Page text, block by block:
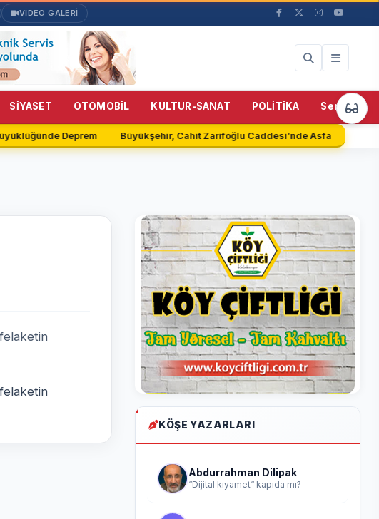
VİDEO GALERİ
SİYASET OTOMOBİL KULTUR-SANAT POLİTİKA Servisler
Deprem Büyükşehir, Cahit Zarifoğlu Caddesi’nde Asfalt Serimine
KÖŞE YAZARLARI
Abdurrahman Dilipak
“Dijital kıyamet“ kapıda mı?